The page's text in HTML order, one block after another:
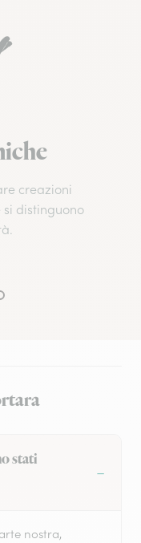
creazioni
distinguono
stati
nostra,